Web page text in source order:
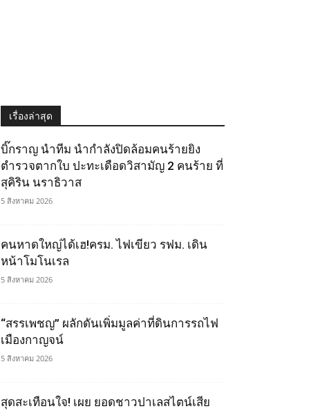
เรื่องล่าสุด
บิ๊กราญ นำทีม นำกำลังปิดล้อมคนร้ายยิง
ตำรวจตากใบ ปะทะเดือดวิสามัญ 2 คนร้าย ที่
สุคิริน นราธิวาส
5 สิงหาคม 2026
คนหาดใหญ่ได้เฮ!ครม. ไฟเขียว รฟม. เดิน
หน้าโมโนเรล
5 สิงหาคม 2026
“สรรเพชญ” ผลักดันเพิ่มมูลค่าที่ดินการรถไฟ
เมืองกาญจน์
5 สิงหาคม 2026
สุดสะเทือนใจ! เผย ยอดชาวปาเลสไตน์เสีย